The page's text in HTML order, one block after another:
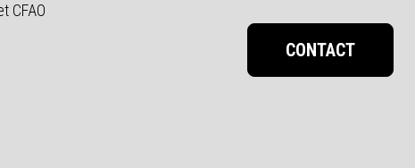
CFAO
CONTACT